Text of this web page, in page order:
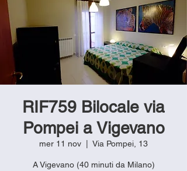
RIF759 Bilocale via
Pompei a Vigevano
mer 11 nov Via Pompei, 13
A Vigevano (40 minuti da Milano)